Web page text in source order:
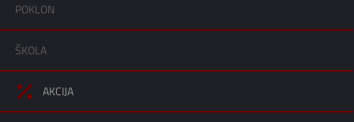
POKLON
ŠKOLA
AKCIJA